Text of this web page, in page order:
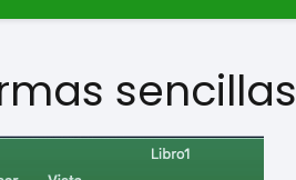
sencillas